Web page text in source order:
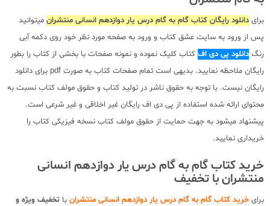
برای دانلود رایگان کتاب گام به گام درس یار دوازدهم انسانی منتشران میتوانید
پس از ورود به سایت عشق کتاب و ورود به صفحه مورد نظر خود روی دکمه آبی
رنگ دانلود پی دی اف کتاب کلیک نموده و نمونه صفحات با بخشی از کتاب را بطور
رایگان ملاحظه نمایید. بدیهی است تمام صفحات کتاب به صورت pdf برای دانلود
رایگان نیست. با توجه به حقوق ناشر در تولید کتاب و حقوق مولف کتاب نسبت به
محتوای ارائه شده استفاده از پی دی اف رایگان غیر اخلاقی و غیر شرعی است.
پیشنهاد میشود به جهت حمایت از حقوق مولف کتاب نسخه فیزیکی کتاب را
خریداری نمایید.
خرید کتاب گام به گام درس یار دوازدهم انسانی
منتشران با تخفیف
برای خرید کتاب گام به گام درس یار دوازدهم انسانی منتشران با تخفیف ویژه و